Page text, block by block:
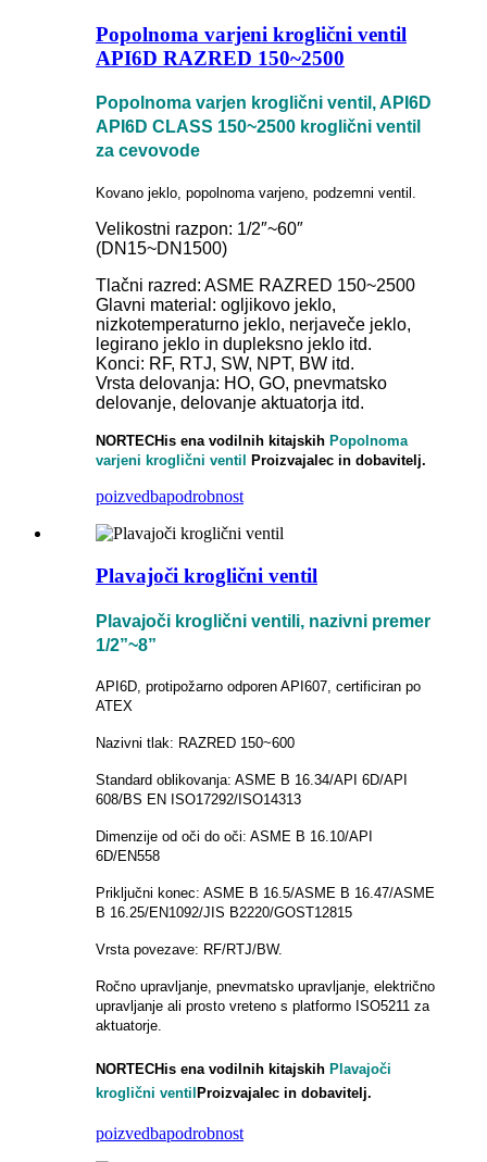
Popolnoma varjeni kroglični ventil
API6D RAZRED 150~2500
Popolnoma varjen kroglični ventil, API6D
API6D CLASS 150~2500 kroglični ventil
za cevovode
Kovano jeklo, popolnoma varjeno, podzemni ventil.
Velikostni razpon: 1/2″~60″
(DN15~DN1500)
Tlačni razred: ASME RAZRED 150~2500
Glavni material: ogljikovo jeklo,
nizkotemperaturno jeklo, nerjaveče jeklo,
legirano jeklo in dupleksno jeklo itd.
Konci: RF, RTJ, SW, NPT, BW itd.
Vrsta delovanja: HO, GO, pnevmatsko
delovanje, delovanje aktuatorja itd.
NORTECHis ena vodilnih kitajskih Popolnoma
varjeni kroglični ventil
Proizvajalec in dobavitelj.
poizvedbapodrobnost
Plavajoči kroglični ventil
Plavajoči kroglični ventili, nazivni premer
1/2”~8”
API6D, protipožarno odporen API607, certificiran po
ATEX
Nazivni tlak: RAZRED 150~600
Standard oblikovanja: ASME B 16.34/API 6D/API
608/BS EN ISO17292/ISO14313
Dimenzije od oči do oči: ASME B 16.10/API
6D/EN558
Priključni konec: ASME B 16.5/ASME B 16.47/ASME
B 16.25/EN1092/JIS B2220/GOST12815
Vrsta povezave: RF/RTJ/BW.
Ročno upravljanje, pnevmatsko upravljanje, električno
upravljanje ali prosto vreteno s platformo ISO5211 za
aktuatorje.
NORTECHis ena vodilnih kitajskih Plavajoči
kroglični ventil Proizvajalec in dobavitelj.
poizvedbapodrobnost